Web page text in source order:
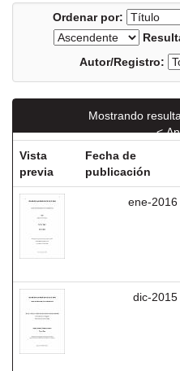
Ordenar por:
Autor/Registro:
Mostrando
<
Vista
previa
Fecha de
publicación
ene-2016
dic-2015